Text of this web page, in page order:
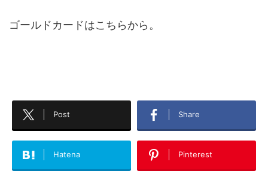
ゴールドカードはこちらから。
Post Share
Hatena Pinterest